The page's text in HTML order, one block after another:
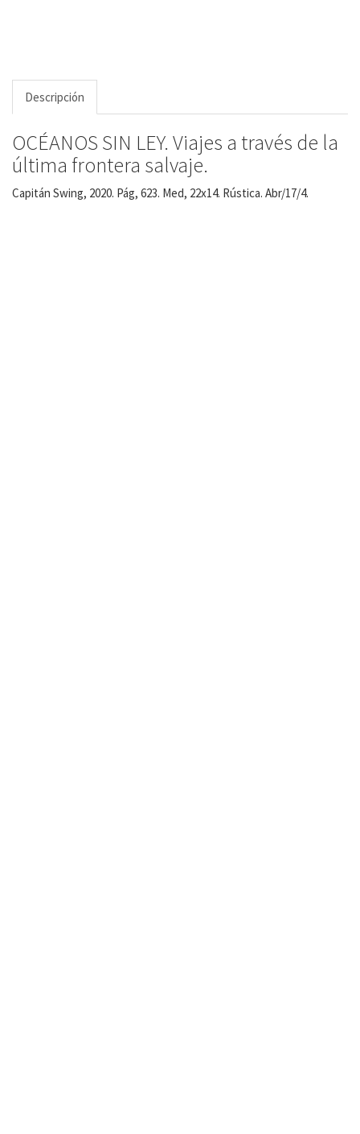
Descripción
OCÉANOS SIN LEY. Viajes a través de la
última frontera salvaje.
Capitán Swing, 2020. Pág, 623. Med, 22x14. Rústica. Abr/17/4.